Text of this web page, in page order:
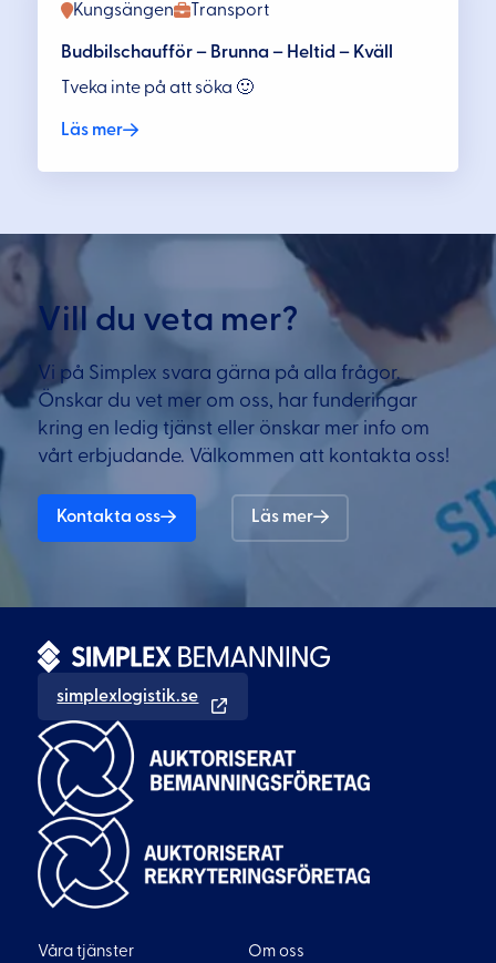
Transport
Kungsängen
Budbilschaufför – Brunna – Heltid – Kväll
Tveka inte på att söka 🙂
Läs mer
Vill du veta mer?
Vi på Simplex svara gärna på alla frågor.
Önskar du vet mer om oss, har funderingar
kring en ledig tjänst eller önskar mer info om
vårt erbjudande. Välkommen att kontakta oss!
Kontakta oss Läs mer
simplexlogistik.se
Våra tjänster Om oss